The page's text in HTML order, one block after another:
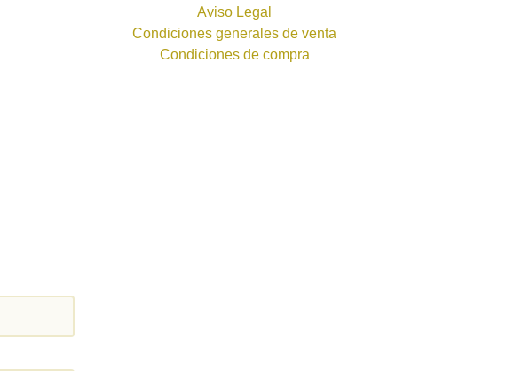
Aviso Legal
Condiciones generales de venta
Condiciones de compra